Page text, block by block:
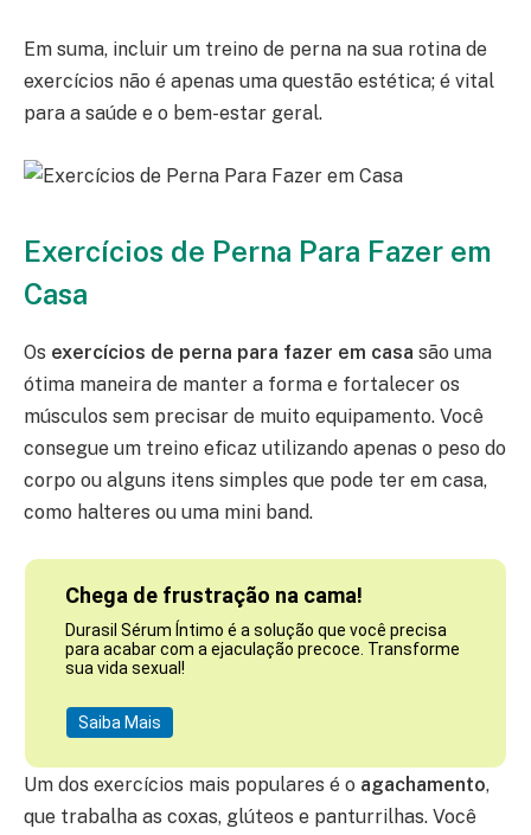
Em suma, incluir um treino de perna na sua rotina de
exercícios não é apenas uma questão estética; é vital
para a saúde e o bem-estar geral.
Exercícios de Perna Para Fazer em
Casa
Os exercícios de perna para fazer em casa são uma
ótima maneira de manter a forma e fortalecer os
músculos sem precisar de muito equipamento. Você
consegue um treino eficaz utilizando apenas o peso do
corpo ou alguns itens simples que pode ter em casa,
como halteres ou uma mini band.
Chega de frustração na cama!
Durasil Sérum Íntimo é a solução que você precisa
para acabar com a ejaculação precoce. Transforme
sua vida sexual!
Saiba Mais
Um dos exercícios mais populares é o agachamento,
que trabalha as coxas, glúteos e panturrilhas. Você